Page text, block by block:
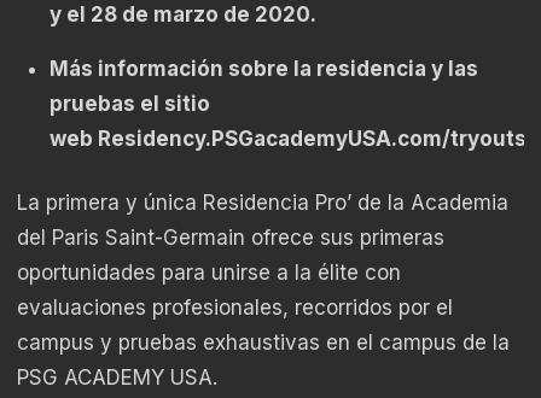
y el 28 de marzo de 2020.
Más información sobre la residencia y las
pruebas el sitio
web Residency.PSGacademyUSA.com/tryouts
La primera y única Residencia Pro’ de la Academia
del Paris Saint-Germain ofrece sus primeras
oportunidades para unirse a la élite con
evaluaciones profesionales, recorridos por el
campus y pruebas exhaustivas en el campus de la
PSG ACADEMY USA.